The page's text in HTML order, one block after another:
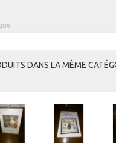
DANS LA MÊME